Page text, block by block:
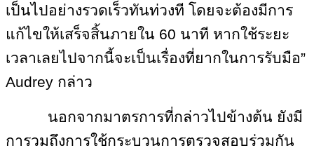
เป็นไปอย่างรวดเร็วทันท่วงที โดยจะต้องมีการ
แก้ไขให้เสร็จสิ้นภายใน 60 นาที หากใช้ระยะ
เวลาเลยไปจากนี้จะเป็นเรื่องที่ยากในการรับมือ”
Audrey กล่าว
นอกจากมาตรการที่กล่าวไปข้างต้น ยังมี
การวมถึงการใช้กระบวนการตรวจสอบร่วมกัน